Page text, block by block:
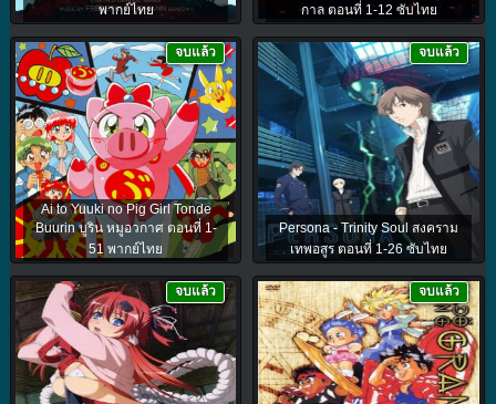
พากย์ไทย
กาล ตอนที่ 1-12 ซับไทย
Ai to Yuuki no Pig Girl Tonde
Buurin บูริน หมูอวกาศ ตอนที่ 1-
51 พากย์ไทย
จบแล้ว
Persona - Trinity Soul สงคราม
เทพอสูร ตอนที่ 1-26 ซับไทย
จบแล้ว
จบแล้ว จบแล้ว